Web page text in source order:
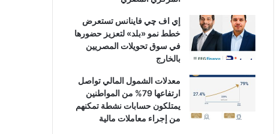
إي اف چي فاينانس تستعرض
خطط نمو «بلد» لتعزيز حضورها
في سوق تحويلات المصريين
بالخارج
معدلات الشمول المالي تواصل
ارتفاعها 79% من المواطنين
يمتلكون حسابات نشطة تمكنهم
من إجراء معاملات مالية